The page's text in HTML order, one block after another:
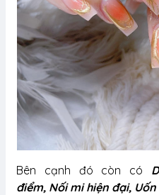
Bên cạnh đó còn có
điểm, Nối mi hiện đại,